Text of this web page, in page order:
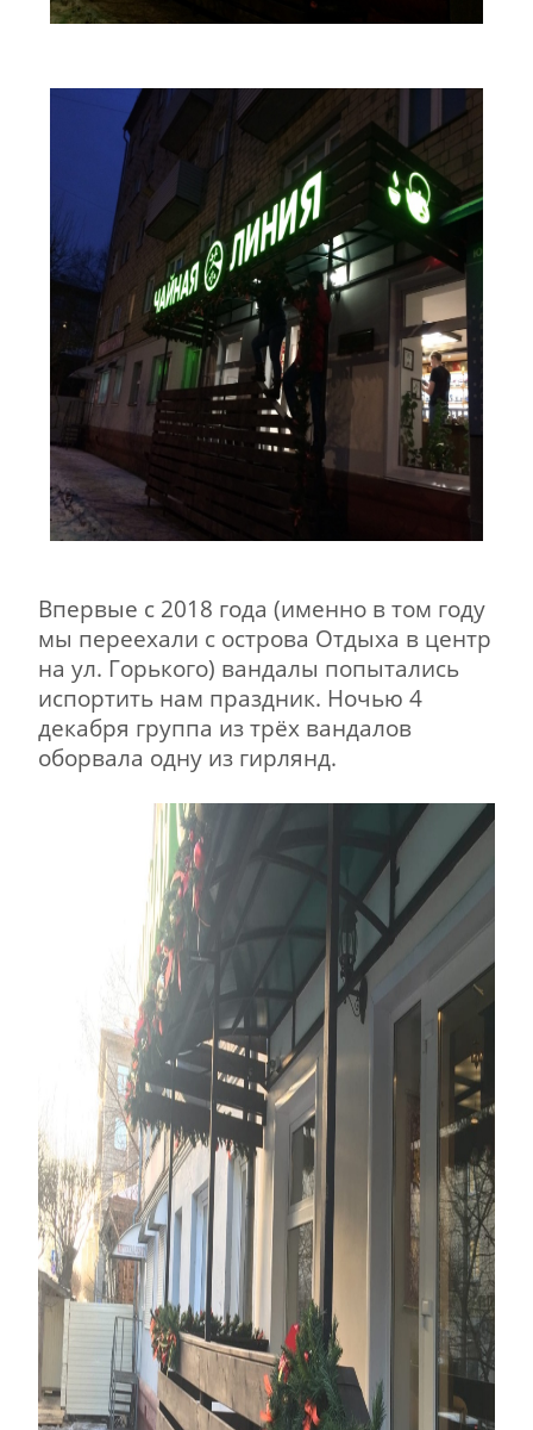
Впервые с 2018 года (именно в том году
мы переехали с острова Отдыха в центр
на ул. Горького) вандалы попытались
испортить нам праздник. Ночью 4
декабря группа из трёх вандалов
оборвала одну из гирлянд.